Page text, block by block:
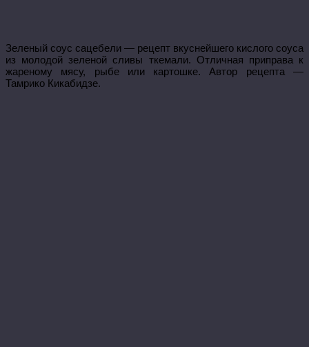
Зеленый соус сацебели — рецепт вкуснейшего кислого соуса
из молодой зеленой сливы ткемали. Отличная приправа к
жареному мясу, рыбе или картошке. Автор рецепта —
Тамрико Кикабидзе.